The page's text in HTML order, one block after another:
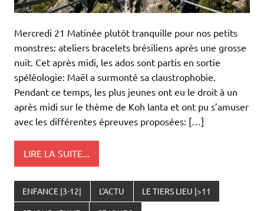
Mercredi 21 Matinée plutôt tranquille pour nos petits
monstres: ateliers bracelets brésiliens après une grosse
nuit. Cet après midi, les ados sont partis en sortie
spéléologie: Maël a surmonté sa claustrophobie.
Pendant ce temps, les plus jeunes ont eu le droit à un
après midi sur le thème de Koh lanta et ont pu s’amuser
avec les différentes épreuves proposées: […]
LIRE LA SUITE...
ENFANCE |3-12| L'ACTU LE TIERS LIEU |>11